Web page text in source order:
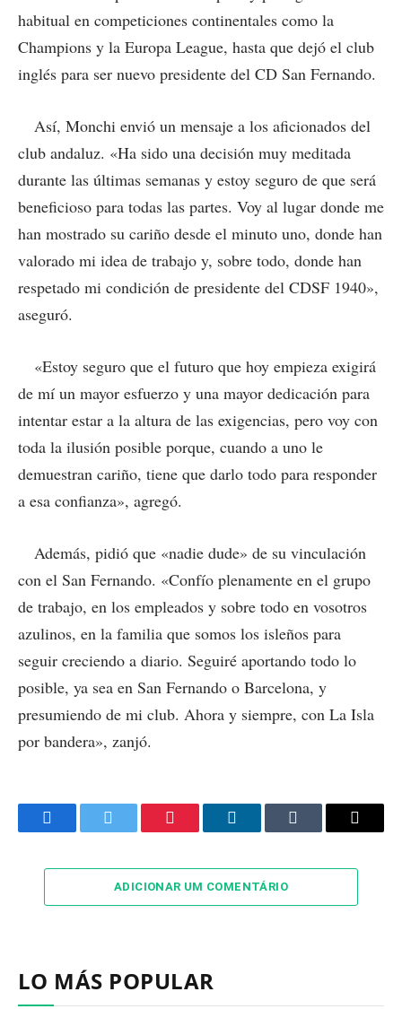
habitual en competiciones continentales como la
Champions y la Europa League, hasta que dejó el club
inglés para ser nuevo presidente del CD San Fernando.
Así, Monchi envió un mensaje a los aficionados del
club andaluz. «Ha sido una decisión muy meditada
durante las últimas semanas y estoy seguro de que será
beneficioso para todas las partes. Voy al lugar donde me
han mostrado su cariño desde el minuto uno, donde han
valorado mi idea de trabajo y, sobre todo, donde han
respetado mi condición de presidente del CDSF 1940»,
aseguró.
«Estoy seguro que el futuro que hoy empieza exigirá
de mí un mayor esfuerzo y una mayor dedicación para
intentar estar a la altura de las exigencias, pero voy con
toda la ilusión posible porque, cuando a uno le
demuestran cariño, tiene que darlo todo para responder
a esa confianza», agregó.
Además, pidió que «nadie dude» de su vinculación
con el San Fernando. «Confío plenamente en el grupo
de trabajo, en los empleados y sobre todo en vosotros
azulinos, en la familia que somos los isleños para
seguir creciendo a diario. Seguiré aportando todo lo
posible, ya sea en San Fernando o Barcelona, y
presumiendo de mi club. Ahora y siempre, con La Isla
por bandera», zanjó.
FacebookTwitter Pinterest LinkedInTumblr Email
ADICIONAR UM COMENTÁRIO
LO MÁS POPULAR